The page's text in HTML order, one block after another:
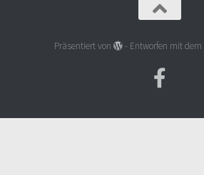
Präsentiert von - Entworfen mit dem